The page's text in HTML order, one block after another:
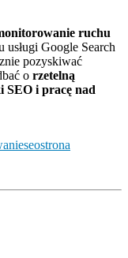
ruchu
Google Search
pozyskiwać
o rzetelną
SEO i pracę nad
seostrona